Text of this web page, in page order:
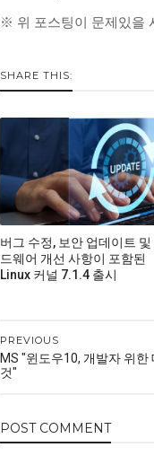
※ 위 포스팅이 문제있을
SHARE THIS:
버그 수정, 보안 업데이트 및
드웨어 개선 사항이 포함된
Linux 커널 7.1.4 출시
PREVIOUS
MS "윈도우10, 개발자 위한
것"
POST COMMENT